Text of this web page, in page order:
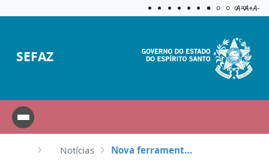
Aplicar
A=A+A-
SEFAZ
Notícias Nova ferramenta agiliza e desburocratiza solicitações de credenciamento